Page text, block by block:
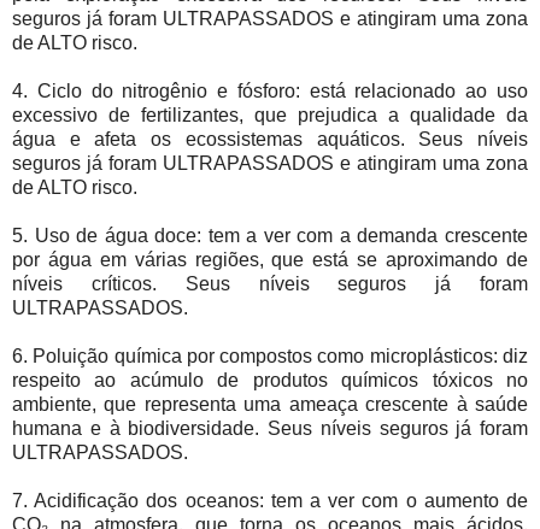
seguros já foram ULTRAPASSADOS e atingiram uma zona
de ALTO risco.
4. Ciclo do nitrogênio e fósforo: está relacionado ao uso
excessivo de fertilizantes, que prejudica a qualidade da
água e afeta os ecossistemas aquáticos. Seus níveis
seguros já foram ULTRAPASSADOS e atingiram uma zona
de ALTO risco.
5. Uso de água doce: tem a ver com a demanda crescente
por água em várias regiões, que está se aproximando de
níveis críticos. Seus níveis seguros já foram
ULTRAPASSADOS.
6. Poluição química por compostos como microplásticos: diz
respeito ao acúmulo de produtos químicos tóxicos no
ambiente, que representa uma ameaça crescente à saúde
humana e à biodiversidade. Seus níveis seguros já foram
ULTRAPASSADOS.
7. Acidificação dos oceanos: tem a ver com o aumento de